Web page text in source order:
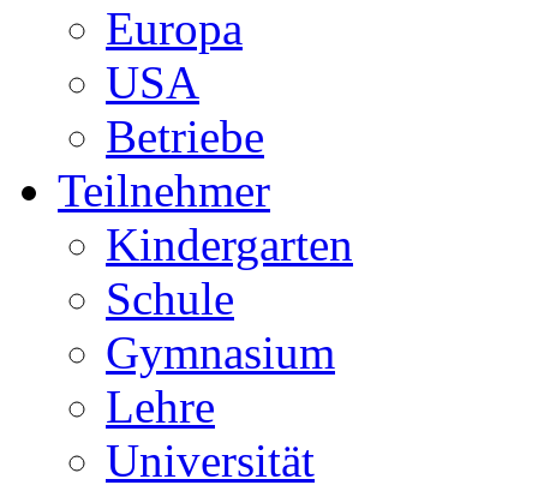
Europa
USA
Betriebe
Teilnehmer
Kindergarten
Schule
Gymnasium
Lehre
Universität